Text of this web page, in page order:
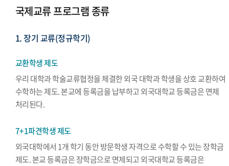
국제교류 프로그램 종류
1. 장기 교류(정규학기)
교환학생 제도
우리 대학과 학술교류협정을 체결한 외국 대학과 학생을 상호 교환하여
수학하는 제도. 본교에 등록금을 납부하고 외국대학교 등록금은 면제
처리된다.
7+1파견학생 제도
외국대학에서 1개 학기 동안 방문학생 자격으로 수학할 수 있는 장학금
제도. 본교 등록금은 장학금으로 면제되고 외국대학교 등록금은